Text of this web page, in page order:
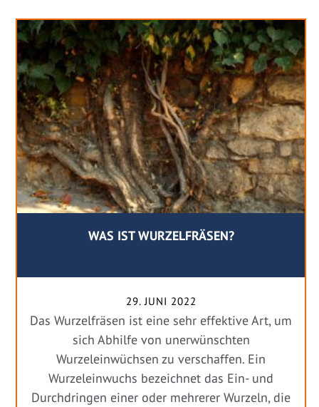
WAS IST WURZELFRÄSEN?
29. JUNI 2022
Das Wurzelfräsen ist eine sehr effektive Art, um
sich Abhilfe von unerwünschten
Wurzeleinwüchsen zu verschaffen. Ein
Wurzeleinwuchs bezeichnet das Ein- und
Durchdringen einer oder mehrerer Wurzeln, die